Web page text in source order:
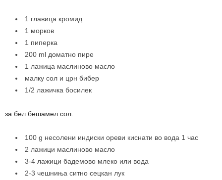
1 главица кромид
1 морков
1 пиперка
200 ml доматно пире
1 лажица маслиново масло
малку сол и црн бибер
1/2 лажичка босилек
за бел бешамел сол:
100 g несолени индиски ореви киснати во вода 1 час
2 лажици маслиново масло
3-4 лажици бадемово млеко или вода
2-3 чешниња ситно сецкан лук